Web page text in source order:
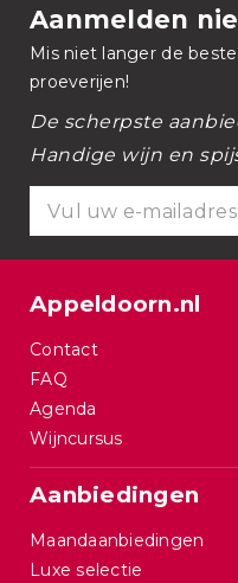
Aanmelden
Mis niet langer de
proeverijen!
De scherpste
Handige wijn en
Appeldoorn.nl
Contact
FAQ
Agenda
Wijncursus
Aanbiedingen
Maandaanbiedingen
Luxe selectie